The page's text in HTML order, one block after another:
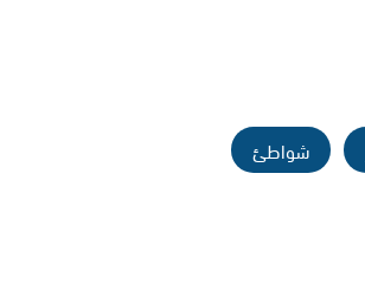
شواطئ